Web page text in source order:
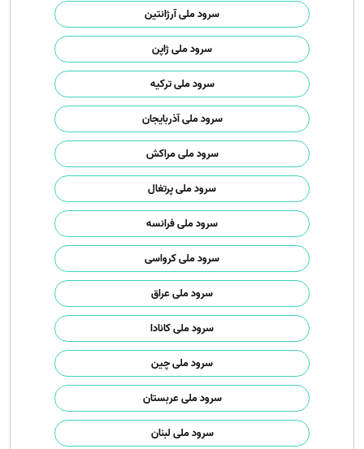
سرود ملی آرژانتین
سرود ملی ژاپن
سرود ملی ترکیه
سرود ملی آذربایجان
سرود ملی مراکش
سرود ملی پرتغال
سرود ملی فرانسه
سرود ملی کرواسی
سرود ملی عراق
سرود ملی کانادا
سرود ملی چین
سرود ملی عربستان
سرود ملی لبنان